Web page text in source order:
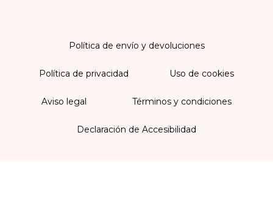
Política de envío y devoluciones
Política de privacidad Uso de cookies
Aviso legal Términos y condiciones
Declaración de Accesibilidad